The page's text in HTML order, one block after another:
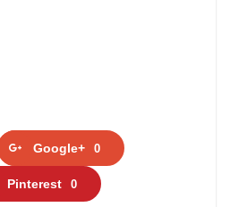
Google+ 0
Pinterest 0